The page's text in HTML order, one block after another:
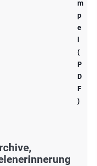
m
p
e
(
P
D
F
)